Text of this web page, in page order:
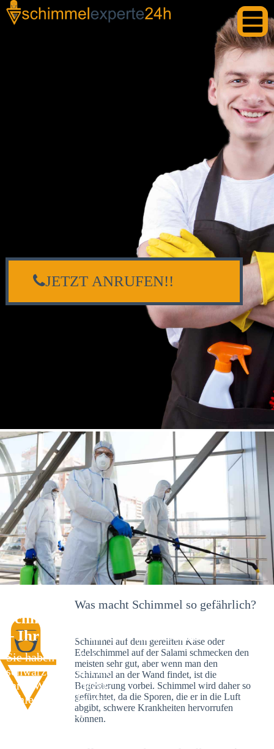
Schimmelexperte in Dillweißenstein
– Ihr Helfer an Ort und Stelle
Sie haben kürzlich
schwarze Flecken an
Ihrer Wand entdeckt?
Schlechte Nachrichten:
Sie haben einen
JETZT ANRUFEN!!
Was macht Schimmel so gefährlich?
Schimmel auf dem gereiften Käse oder
Edelschimmel auf der Salami schmecken den
meisten sehr gut, aber wenn man den
Schimmel an der Wand findet, ist die
Begeisterung vorbei. Schimmel wird daher so
gefürchtet, da die Sporen, die er in die Luft
abgibt, schwere Krankheiten hervorrufen
können.